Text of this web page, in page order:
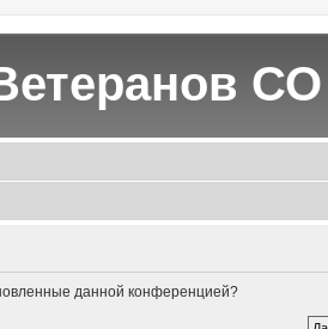
данной конференцией?